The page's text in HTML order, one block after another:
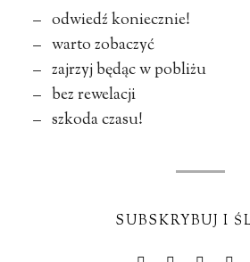
– odwiedź koniecznie!
– warto zobaczyć
– zajrzyj będąc w pobliżu
– bez rewelacji
– szkoda czasu!
SUBSKRYBUJ I